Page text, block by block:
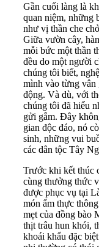
Gần cuối làng là
quan niệm, những
như vị thần che
Giữa vườn cây,
mỗi bức một thần
đều do một người
chúng tôi biết,
mình vào từng vân
động. Và dù, với
chúng tôi đã hiểu
gửi gắm. Đây
gian độc đáo, nó
sinh, những vui
các dân tộc Tây
Trước khi kết thúc
cùng thưởng thức
được phục vụ tại
món ẩm thực
mẹt của đồng bào
thịt trâu hun khói,
khoái khẩu đặc